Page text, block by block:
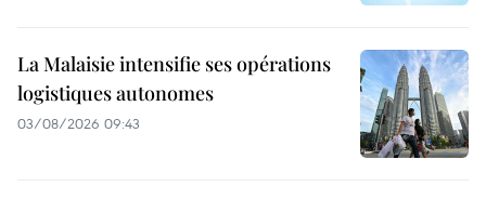
La Malaisie intensifie ses opérations
logistiques autonomes
03/08/2026 09:43